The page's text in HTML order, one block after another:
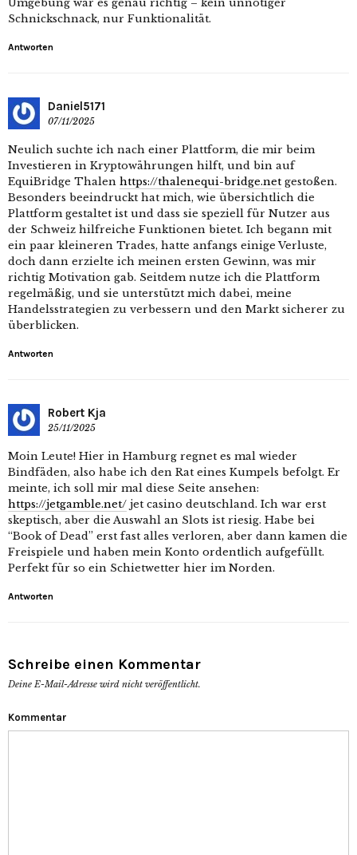
Umgebung war es genau richtig – kein unnötiger
Schnickschnack, nur Funktionalität.
Antworten
Daniel5171
07/11/2025
Neulich suchte ich nach einer Plattform, die mir beim
Investieren in Kryptowährungen hilft, und bin auf
EquiBridge Thalen https://thalenequi-bridge.net gestoßen.
Besonders beeindruckt hat mich, wie übersichtlich die
Plattform gestaltet ist und dass sie speziell für Nutzer aus
der Schweiz hilfreiche Funktionen bietet. Ich begann mit
ein paar kleineren Trades, hatte anfangs einige Verluste,
doch dann erzielte ich meinen ersten Gewinn, was mir
richtig Motivation gab. Seitdem nutze ich die Plattform
regelmäßig, und sie unterstützt mich dabei, meine
Handelsstrategien zu verbessern und den Markt sicherer zu
überblicken.
Antworten
Robert Kja
25/11/2025
Moin Leute! Hier in Hamburg regnet es mal wieder
Bindfäden, also habe ich den Rat eines Kumpels befolgt. Er
meinte, ich soll mir mal diese Seite ansehen:
https://jetgamble.net/ jet casino deutschland. Ich war erst
skeptisch, aber die Auswahl an Slots ist riesig. Habe bei
“Book of Dead” erst fast alles verloren, aber dann kamen die
Freispiele und haben mein Konto ordentlich aufgefüllt.
Perfekt für so ein Schietwetter hier im Norden.
Antworten
Schreibe einen Kommentar
Deine E-Mail-Adresse wird nicht veröffentlicht.
Kommentar